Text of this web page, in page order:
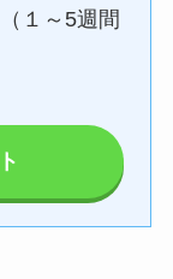
１～5週間